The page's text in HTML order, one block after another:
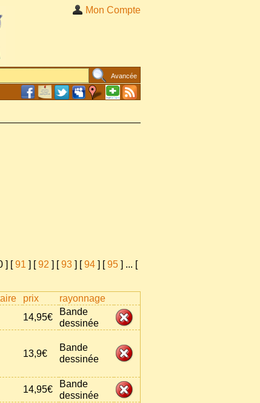
Mon Compte
Avancée
] [91 ] [92 ] [93 ] [94 ] [95 ] ... [
prix
rayonnage
14,95€
Bande
dessinée
13,9€
Bande
dessinée
14,95€
Bande
dessinée